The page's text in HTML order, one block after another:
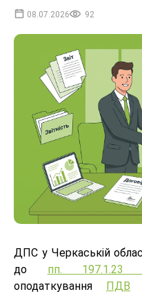
08.07.2026 92
ДПС у Черкаській
до пп. 197.1.23
оподаткування ПДВ